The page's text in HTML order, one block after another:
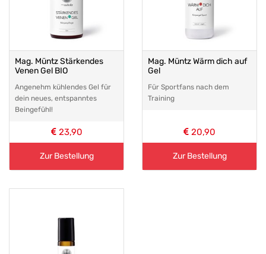
Mag. Müntz Stärkendes
Venen Gel BIO
Angenehm kühlendes Gel für
dein neues, entspanntes
Beingefühl!
23,90
Zur Bestellung
Mag. Müntz Wärm dich auf
Gel
Für Sportfans nach dem
Training
20,90
Zur Bestellung